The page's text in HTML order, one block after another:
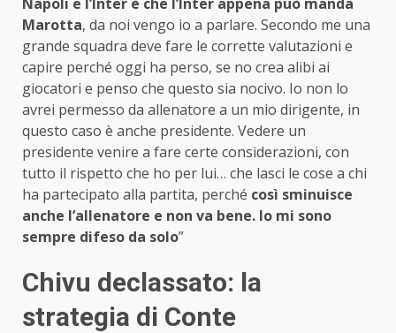
Marotta, da noi vengo io a parlare. Secondo me una
grande squadra deve fare le corrette valutazioni e
capire perché oggi ha perso, se no crea alibi ai
giocatori e penso che questo sia nocivo. Io non lo
avrei permesso da allenatore a un mio dirigente, in
questo caso è anche presidente. Vedere un
presidente venire a fare certe considerazioni, con
tutto il rispetto che ho per lui… che lasci le cose a chi
ha partecipato alla partita, perché così sminuisce
anche l’allenatore e non va bene. Io mi sono
sempre difeso da solo”
Chivu declassato: la
strategia di Conte